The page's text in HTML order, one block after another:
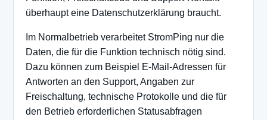
überhaupt eine Datenschutzerklärung braucht.
Im Normalbetrieb verarbeitet StromPing nur die
Daten, die für die Funktion technisch nötig sind.
Dazu können zum Beispiel E-Mail-Adressen für
Antworten an den Support, Angaben zur
Freischaltung, technische Protokolle und die für
den Betrieb erforderlichen Statusabfragen